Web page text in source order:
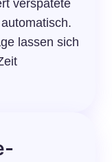
verspätete
lassen sich